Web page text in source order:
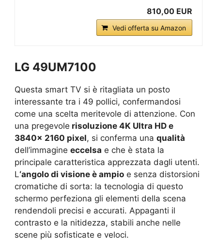
810,00 EUR
Vedi offerta su Amazon
LG 49UM7100
Questa smart TV si è ritagliata un posto
interessante tra i 49 pollici, confermandosi
come una scelta meritevole di attenzione. Con
una pregevole risoluzione 4K Ultra HD e
3840x 2160 pixel, si conferma una qualità
dell’immagine eccelsa e che è stata la
principale caratteristica apprezzata dagli utenti.
L‘angolo di visione è ampio e senza distorsioni
cromatiche di sorta: la tecnologia di questo
schermo perfeziona gli elementi della scena
rendendoli precisi e accurati. Appaganti il
contrasto e la nitidezza, stabili anche nelle
scene più sofisticate e veloci.